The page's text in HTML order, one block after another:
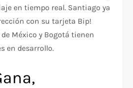
en tiempo real. Santiago ya
con su tarjeta Bip!
México y Bogotá tienen
en desarrollo.